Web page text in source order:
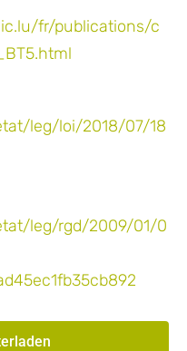
fr/publications/c
leg/loi/2018/07/18
leg/rgd/2009/01/0